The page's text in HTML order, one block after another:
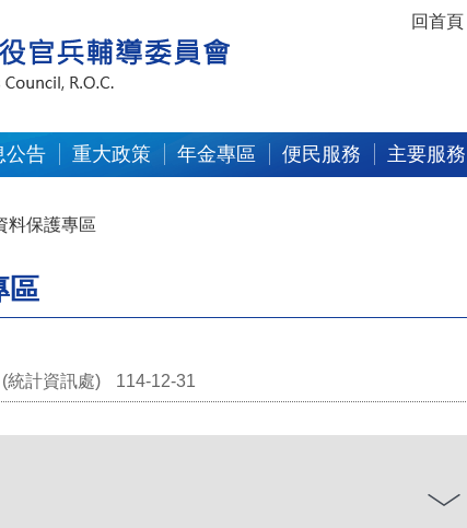
:::
回首頁
公告 重大政策 年金專區 便民服務 主要服務
料保護專區
區
(統計資訊處) 114-12-31